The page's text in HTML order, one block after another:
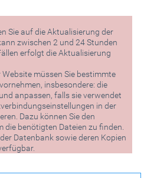
Sie auf die Aktualisierung der
zwischen 2 und 24 Stunden
erfolgt die Aktualisierung
müssen Sie bestimmte
insbesondere: die
anpassen, falls sie verwendet
in der
Dazu können Sie den
die benötigten Dateien zu finden.
Datenbank sowie deren Kopien